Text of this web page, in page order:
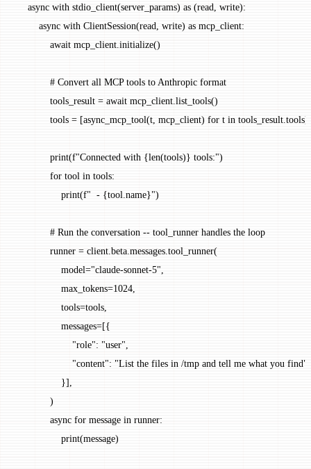
    async
with stdio_client(server_params) as (read, write):
        async
with ClientSession(read, write) as mcp_client:
            await
mcp_client.initialize()
            # Convert all MCP tools to Anthropic format
            tools_result
= await mcp_client.list_tools()
            tools
= [async_mcp_tool(t, mcp_client) for t in tools_result.tools]
            print
(f"Connected with {len(tools)} tools:")
            for
tool in tools:
                print
(f"  - {tool.name}")
            # Run the conversation -- tool_runner handles the loop
            runner
= client.beta.messages.tool_runner(
                model
="claude-sonnet-5"
                max_tokens
=1024
                tools
=tools,
                messages
=[{
                    "role"
: "user"
                    "content"
: "List the files in /tmp and tell me what you find"
                }],
            )
            async
for message in runner:
                print
(message)